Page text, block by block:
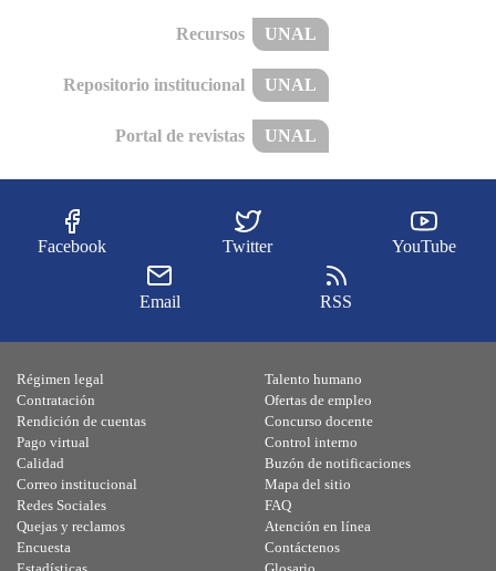
Recursos UNAL
Repositorio institucional UNAL
Portal de revistas UNAL
Facebook Twitter YouTube
Email RSS
Régimen legal
Contratación
Rendición de cuentas
Pago virtual
Calidad
Talento humano
Ofertas de empleo
Concurso docente
Control interno
Buzón de notificaciones
Correo institucional
Redes Sociales
Quejas y reclamos
Encuesta
Mapa del sitio
FAQ
Atención en línea
Contáctenos